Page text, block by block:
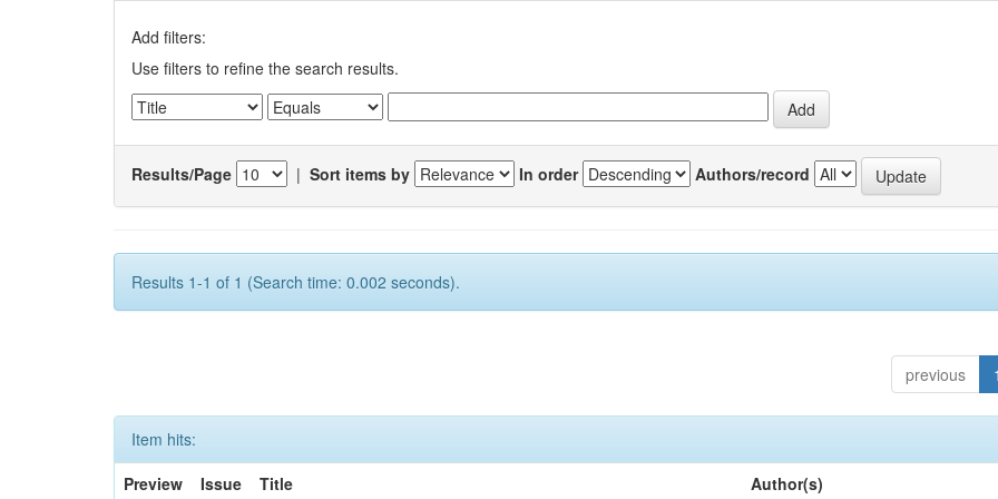
Add filters:
Use filters to refine the search results.
Results/Page | Sort items by In order Authors/record
Results 1-1 of 1 (Search time: 0.002 seconds).
previous 1
Item hits:
Preview
Issue
Title Author(s)